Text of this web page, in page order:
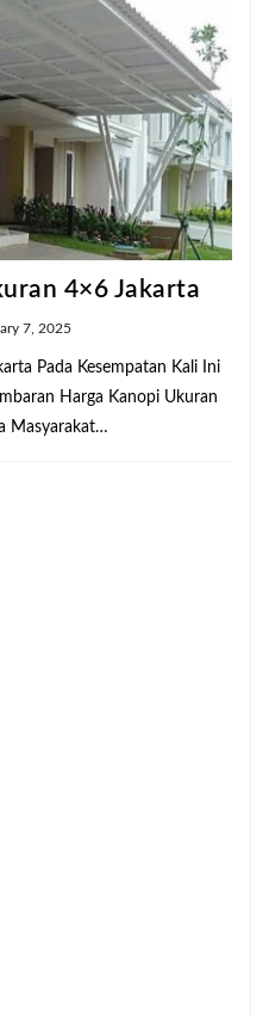
4×6 Jakarta
7, 2025
Pada Kesempatan Kali Ini
Harga Kanopi Ukuran
Masyarakat…